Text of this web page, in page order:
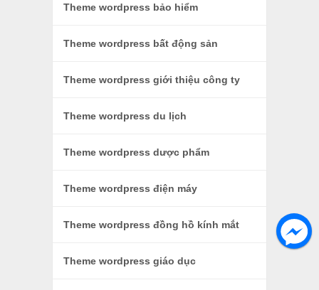
Theme wordpress bảo hiểm
Theme wordpress bất động sản
Theme wordpress giới thiệu công ty
Theme wordpress du lịch
Theme wordpress dược phẩm
Theme wordpress điện máy
Theme wordpress đồng hồ kính mắt
Theme wordpress giáo dục